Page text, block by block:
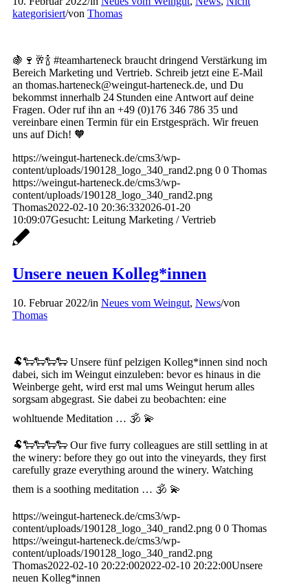
kategorisiert/von Thomas
🍇🍷🥂🍾 #teamharteneck braucht dringend Verstärkung im
Bereich Marketing und Vertrieb. Schreib jetzt eine E-Mail
an thomas.harteneck@weingut-harteneck.de, und Du
bekommst innerhalb 24 Stunden eine Antwort auf deine
Fragen. Oder ruf ihn an +49 (0)176 346 786 35 und
vereinbare einen Termin für ein Erstgespräch. Wir freuen
uns auf Dich! 🧡
https://weingut-harteneck.de/cms3/wp-
content/uploads/190128_logo_340_rand2.png 0 0 Thomas
https://weingut-harteneck.de/cms3/wp-
content/uploads/190128_logo_340_rand2.png
Thomas2022-02-10 20:36:332026-01-20
10:09:07Gesucht: Leitung Marketing / Vertrieb
Unsere neuen Kolleg*innen
10. Februar 2022/in Neues vom Weingut, News/von
Thomas
🐏🐑🐑🐑🐑 Unsere fünf pelzigen Kolleg*innen sind noch
dabei, sich im Weingut einzuleben: bevor es hinaus in die
Weinberge geht, wird erst mal ums Weingut herum alles
sorgsam abgegrast. Sie dabei zu beobachten: eine
wohltuende Meditation … 🕉️ 💫
🐏🐑🐑🐑🐑 Our five furry colleagues are still settling in at
the winery: before they go out into the vineyards, they first
carefully graze everything around the winery. Watching
them is a soothing meditation … 🕉️ 💫
https://weingut-harteneck.de/cms3/wp-
content/uploads/190128_logo_340_rand2.png 0 0 Thomas
https://weingut-harteneck.de/cms3/wp-
content/uploads/190128_logo_340_rand2.png
Thomas2022-02-10 20:22:002022-02-10 20:22:00Unsere
neuen Kolleg*innen